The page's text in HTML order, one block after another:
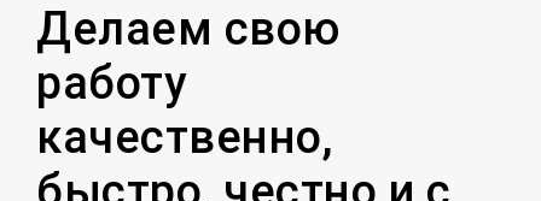
Делаем свою
работу
качественно,